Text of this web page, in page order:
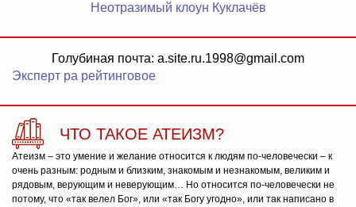
Неотразимый клоун Куклачёв
Голубиная почта: a.site.ru.1998@gmail.com
Эксперт ра рейтинговое
ЧТО ТАКОЕ АТЕИЗМ?
Атеизм – это умение и желание относится к людям по-человечески – к
очень разным: родным и близким, знакомым и незнакомым, великим и
рядовым, верующим и неверующим… Но относится по-человечески не
потому, что «так велел Бог», или «так Богу угодно», или так написано в